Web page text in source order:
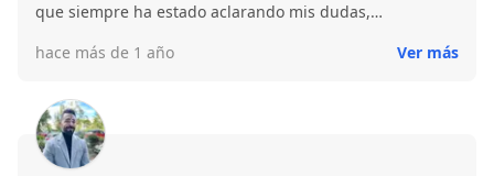
que siempre ha estado aclarando mis dudas,
transparente y sincera, pues ha sido clave en una de las
vivienda.
hace más de 1 año Ver más